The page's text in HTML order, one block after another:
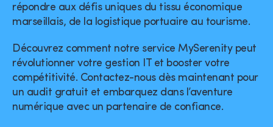
répondre aux défis uniques du tissu économique
marseillais, de la logistique portuaire au tourisme.
Découvrez comment notre service MySerenity peut
révolutionner votre gestion IT et booster votre
compétitivité. Contactez-nous dès maintenant pour
un audit gratuit et embarquez dans l’aventure
numérique avec un partenaire de confiance.